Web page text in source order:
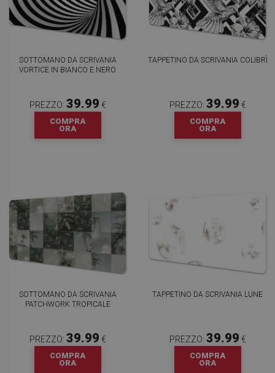
SOTTOMANO DA SCRIVANIA
VORTICE IN BIANCO E NERO
PREZZO: 39.99 €
COMPRA
ORA
TAPPETINO DA SCRIVANIA COLIBRÌ
PREZZO: 39.99 €
COMPRA
ORA
SOTTOMANO DA SCRIVANIA
PATCHWORK TROPICALE
PREZZO: 39.99 €
COMPRA
ORA
TAPPETINO DA SCRIVANIA LUNE
PREZZO: 39.99 €
COMPRA
ORA